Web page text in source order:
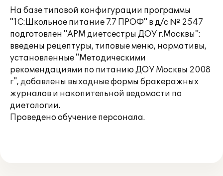
На базе типовой конфигурации программы
"1С:Школьное питание 7.7 ПРОФ" в д/с № 2547
подготовлен "АРМ диетсестры ДОУ г.Москвы":
введены рецептуры, типовые меню, нормативы,
установленные "Методическими
рекомендациями по питанию ДОУ Москвы 2008
г", добавлены выходные формы бракеражных
журналов и накопительной ведомости по
диетологии.
Проведено обучение персонала.